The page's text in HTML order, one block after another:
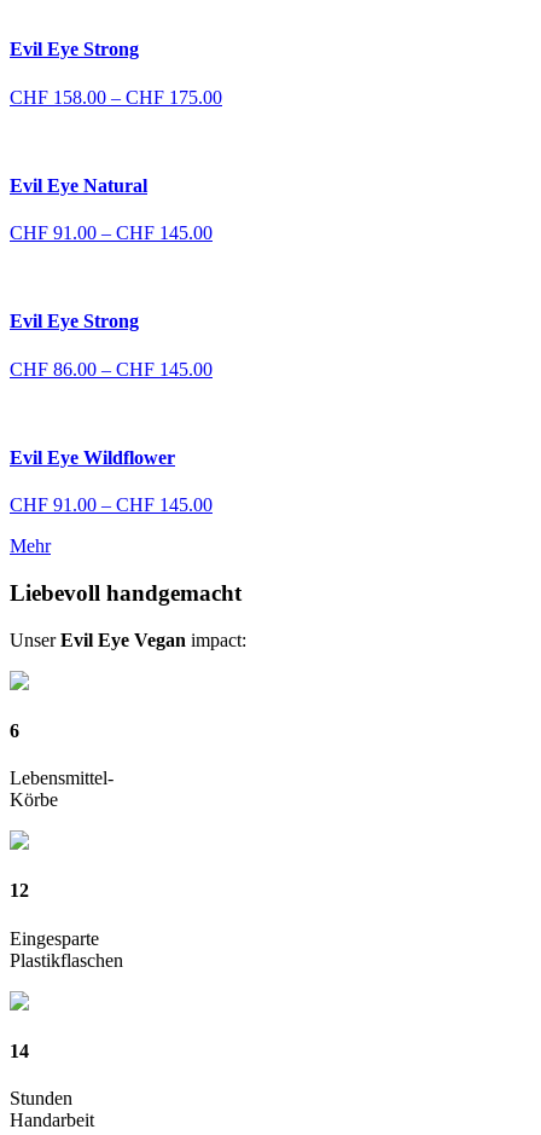
Evil Eye Strong
CHF 158.00 – CHF 175.00Preisspanne:
Evil Eye Natural
CHF 91.00 – CHF 145.00Preisspanne:
Evil Eye Strong
CHF 86.00 – CHF 145.00Preisspanne:
Evil Eye Wildflower
CHF 91.00 – CHF 145.00Preisspanne:
Mehr
Liebevoll handgemacht
UnserEvil Eye Vegan impact:
6
Lebensmittel-
Körbe
12
Eingesparte
Plastikflaschen
14
Stunden
Handarbeit